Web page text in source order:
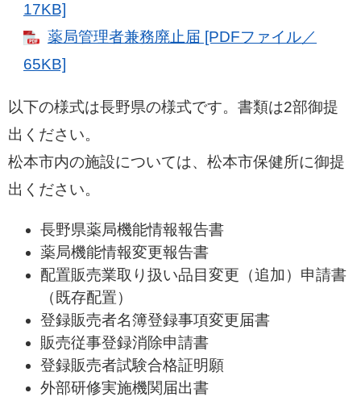
17KB]
薬局管理者兼務廃止届 [PDFファイル／
65KB]
以下の様式は長野県の様式です。書類は2部御提
出ください。
松本市内の施設については、松本市保健所に御提
出ください。
長野県薬局機能情報報告書
薬局機能情報変更報告書
配置販売業取り扱い品目変更（追加）申請書
（既存配置）
登録販売者名簿登録事項変更届書
販売従事登録消除申請書
登録販売者試験合格証明願
外部研修実施機関届出書